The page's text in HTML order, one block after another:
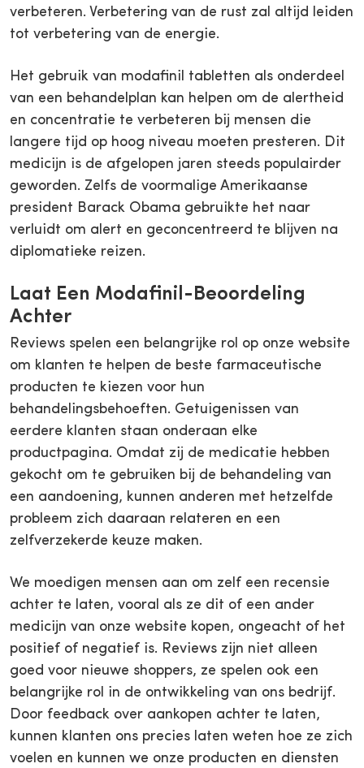
verbeteren. Verbetering van de rust zal altijd leiden
tot verbetering van de energie.
Het gebruik van modafinil tabletten als onderdeel
van een behandelplan kan helpen om de alertheid
en concentratie te verbeteren bij mensen die
langere tijd op hoog niveau moeten presteren. Dit
medicijn is de afgelopen jaren steeds populairder
geworden. Zelfs de voormalige Amerikaanse
president Barack Obama gebruikte het naar
verluidt om alert en geconcentreerd te blijven na
diplomatieke reizen.
Laat Een Modafinil-Beoordeling
Achter
Reviews spelen een belangrijke rol op onze website
om klanten te helpen de beste farmaceutische
producten te kiezen voor hun
behandelingsbehoeften. Getuigenissen van
eerdere klanten staan onderaan elke
productpagina. Omdat zij de medicatie hebben
gekocht om te gebruiken bij de behandeling van
een aandoening, kunnen anderen met hetzelfde
probleem zich daaraan relateren en een
zelfverzekerde keuze maken.
We moedigen mensen aan om zelf een recensie
achter te laten, vooral als ze dit of een ander
medicijn van onze website kopen, ongeacht of het
positief of negatief is. Reviews zijn niet alleen
goed voor nieuwe shoppers, ze spelen ook een
belangrijke rol in de ontwikkeling van ons bedrijf.
Door feedback over aankopen achter te laten,
kunnen klanten ons precies laten weten hoe ze zich
voelen en kunnen we onze producten en diensten